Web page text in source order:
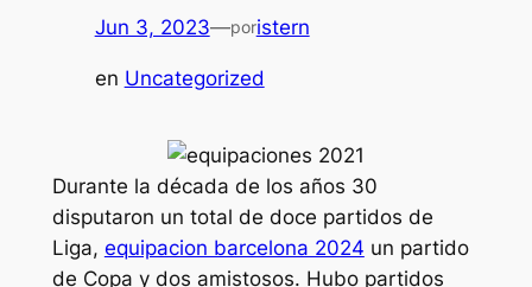
Jun 3, 2023—poristern
en Uncategorized
Durante la década de los años 30
disputaron un total de doce partidos de
Liga, equipacion barcelona 2024 un partido
de Copa y dos amistosos. Hubo partidos